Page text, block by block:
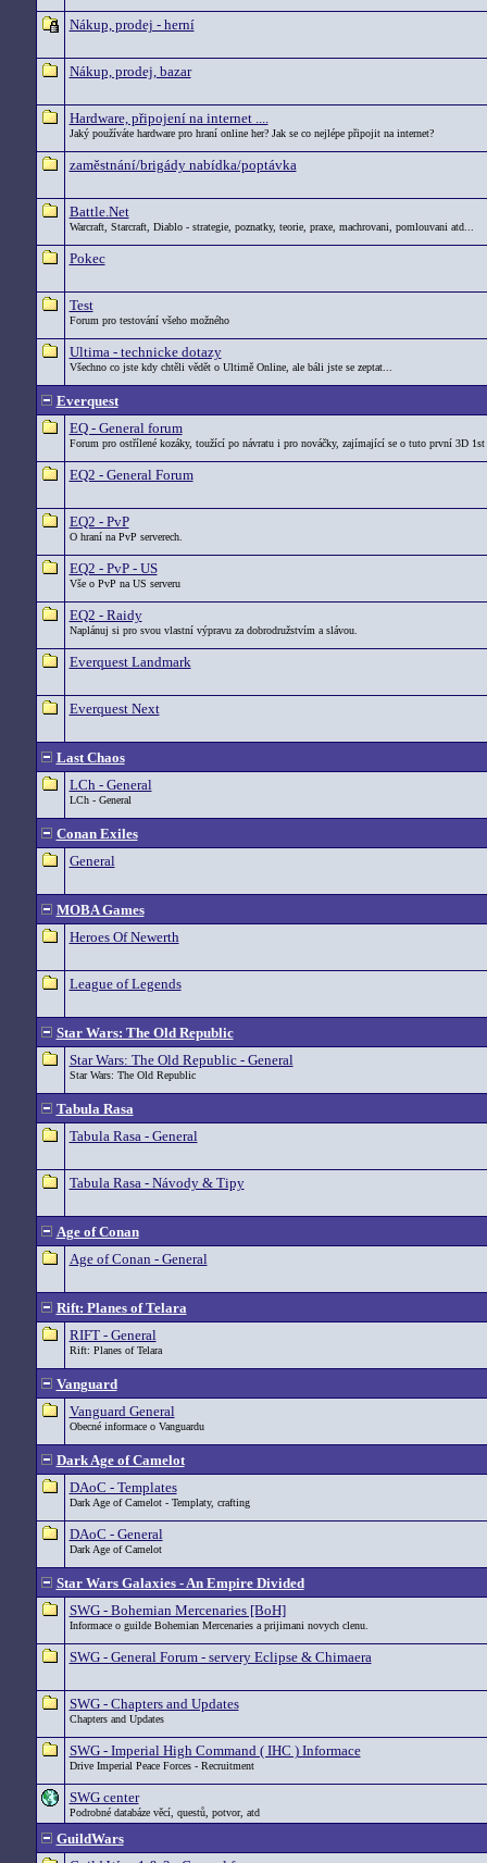
Nákup, prodej - herní
Nákup, prodej, bazar
Hardware, připojení na internet ....
Jaký používáte hardware pro hraní online her? Jak se co nejlépe připojit na internet?
zaměstnání/brigády nabídka/poptávka
Battle.Net
Warcraft, Starcraft, Diablo - strategie, poznatky, teorie, praxe, machrovani, pomlouvani atd...
Pokec
Test
Forum pro testování všeho možného
Ultima - technicke dotazy
Všechno co jste kdy chtěli vědět o Ultimě Online, ale báli jste se zeptat...
Everquest
EQ - General forum
Forum pro ostřílené kozáky, toužící po návratu i pro nováčky, zajímající se o tuto první 3D 1st
EQ2 - General Forum
EQ2 - PvP
O hraní na PvP serverech.
EQ2 - PvP - US
Vše o PvP na US serveru
EQ2 - Raidy
Naplánuj si pro svou vlastní výpravu za dobrodružstvím a slávou.
Everquest Landmark
Everquest Next
Last Chaos
LCh - General
LCh - General
Conan Exiles
General
MOBA Games
Heroes Of Newerth
League of Legends
Star Wars: The Old Republic
Star Wars: The Old Republic - General
Star Wars: The Old Republic
Tabula Rasa
Tabula Rasa - General
Tabula Rasa - Návody & Tipy
Age of Conan
Age of Conan - General
Rift: Planes of Telara
RIFT - General
Rift: Planes of Telara
Vanguard
Vanguard General
Obecné informace o Vanguardu
Dark Age of Camelot
DAoC - Templates
Dark Age of Camelot - Templaty, crafting
DAoC - General
Dark Age of Camelot
Star Wars Galaxies - An Empire Divided
SWG - Bohemian Mercenaries [BoH]
Informace o guilde Bohemian Mercenaries a prijimani novych clenu.
SWG - General Forum - servery Eclipse & Chimaera
SWG - Chapters and Updates
Chapters and Updates
SWG - Imperial High Command ( IHC ) Informace
Drive Imperial Peace Forces - Recruitment
SWG center
Podrobné databáze věcí, questů, potvor, atd
GuildWars